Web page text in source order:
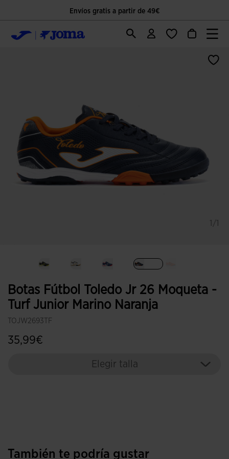
Envíos gratis a partir de 49€
Botas Fútbol Toledo Jr 26 Moqueta -
Turf Junior Marino Naranja
TOJW2693TF
35,99€
Elegir talla
También te podría gustar